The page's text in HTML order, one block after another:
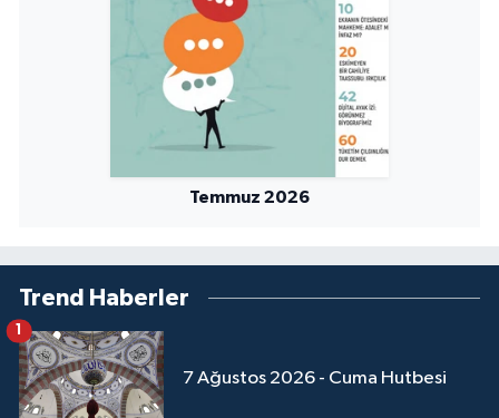
Temmuz 2026
Trend Haberler
7 Ağustos 2026 - Cuma Hutbesi
1